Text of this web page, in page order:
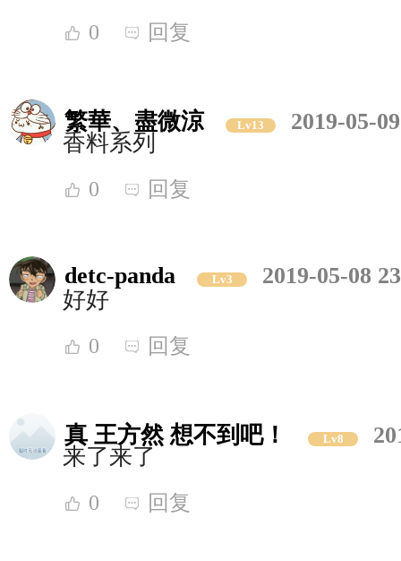
0 回复
繁華、盡微涼 Lv13
2019-05-
香料系列
0 回复
detc-panda Lv3
2019-05-08
好好
0 回复
真 王方然 想不到吧！ Lv8
来了来了
0 回复